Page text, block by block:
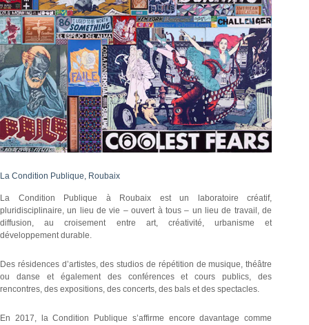
La Condition Publique, Roubaix
La Condition Publique à Roubaix est un laboratoire créatif,
pluridisciplinaire, un lieu de vie – ouvert à tous – un lieu de travail, de
diffusion, au croisement entre art, créativité, urbanisme et
développement durable.
Des résidences d’artistes, des studios de répétition de musique, théâtre
ou danse et également des conférences et cours publics, des
rencontres, des expositions, des concerts, des bals et des spectacles.
En 2017, la Condition Publique s’affirme encore davantage comme